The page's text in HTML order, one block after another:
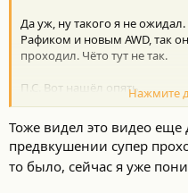
Да уж, ну такого я не
Рафиком и новым AWD, так
проходил. Чёто тут не так.
П.С. Вот нашёл опять.Нажмите
Тоже видел это видео еще
предвкушении супер
то было, сейчас я уже